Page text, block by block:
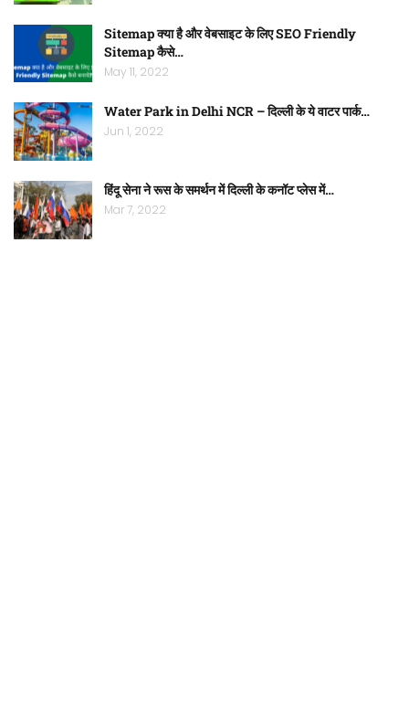
Sitemap क्या है और वेबसाइट के लिए SEO Friendly
Sitemap कैसे…
May 11, 2022
Water Park in Delhi NCR – दिल्ली के ये वाटर पार्क…
Jun 1, 2022
हिंदू सेना ने रूस के समर्थन में दिल्ली के कनॉट प्लेस में…
Mar 7, 2022